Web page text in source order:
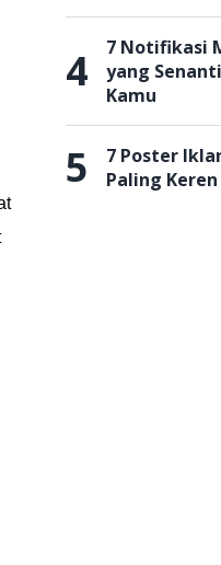
4
7 Notifikasi
yang
Kamu
5
7 Poster
Paling